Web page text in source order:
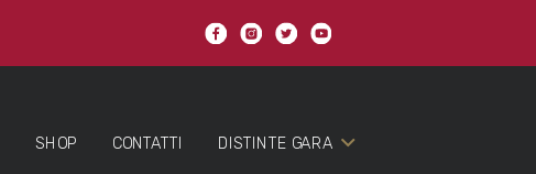
SHOP CONTATTI DISTINTE GARA